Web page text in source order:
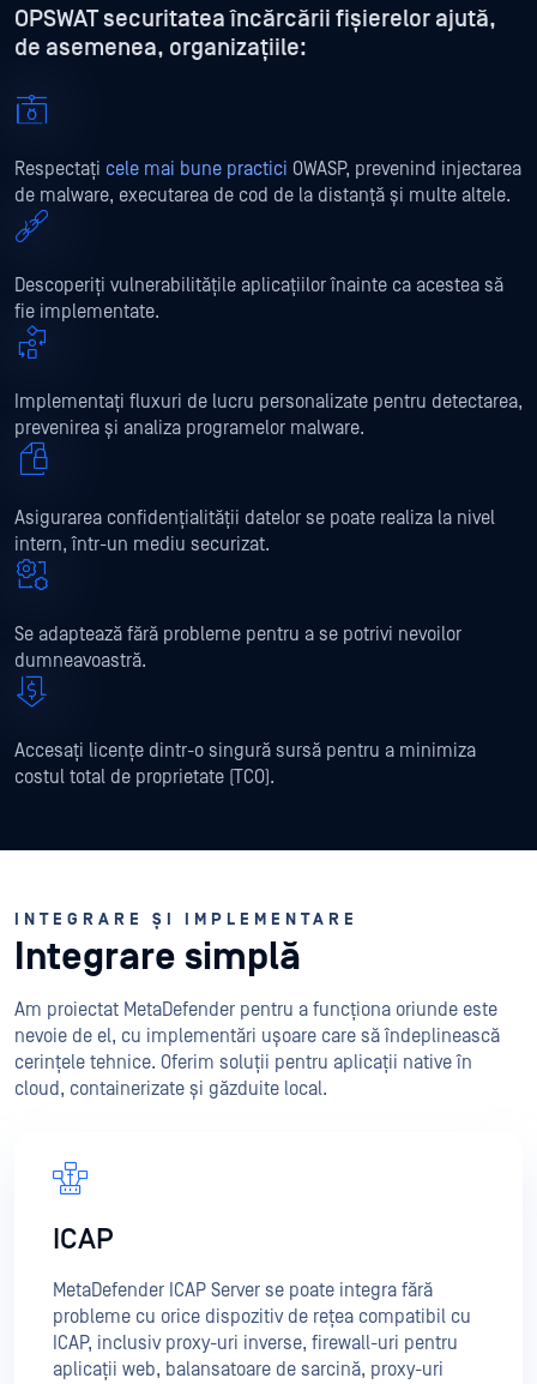
OPSWAT securitatea încărcării fișierelor ajută,
de asemenea, organizațiile:
Respectați cele mai bune practici OWASP, prevenind injectarea
de malware, executarea de cod de la distanță și multe altele.
Descoperiți vulnerabilitățile aplicațiilor înainte ca acestea să
fie implementate.
Implementați fluxuri de lucru personalizate pentru detectarea,
prevenirea și analiza programelor malware.
Asigurarea confidențialității datelor se poate realiza la nivel
intern, într-un mediu securizat.
Se adaptează fără probleme pentru a se potrivi nevoilor
dumneavoastră.
Accesați licențe dintr-o singură sursă pentru a minimiza
costul total de proprietate (TCO).
INTEGRARE ȘI IMPLEMENTARE
Integrare simplă
Am proiectat MetaDefender pentru a funcționa oriunde este
nevoie de el, cu implementări ușoare care să îndeplinească
cerințele tehnice. Oferim soluții pentru aplicații native în
cloud, containerizate și găzduite local.
ICAP
MetaDefender ICAP Server se poate integra fără
probleme cu orice dispozitiv de rețea compatibil cu
ICAP, inclusiv proxy-uri inverse, firewall-uri pentru
aplicații web, balansatoare de sarcină, proxy-uri